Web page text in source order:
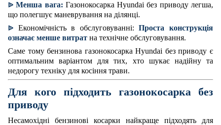
ᐉМенша вага: Газонокосарка Hyundai без приводу легша,
що полегшує маневрування на ділянці.
ᐉ Економічність в обслуговуванні:Проста конструкція
означає менше витрат на технічне обслуговування.
Саме тому бензинова газонокосарка Hyundai без приводу є
оптимальним варіантом для тих, хто шукає надійну та
недорогу техніку для косіння трави.
Для кого підходить газонокосарка без
приводу
Несамохідні бензинові косарки найкраще підходять для